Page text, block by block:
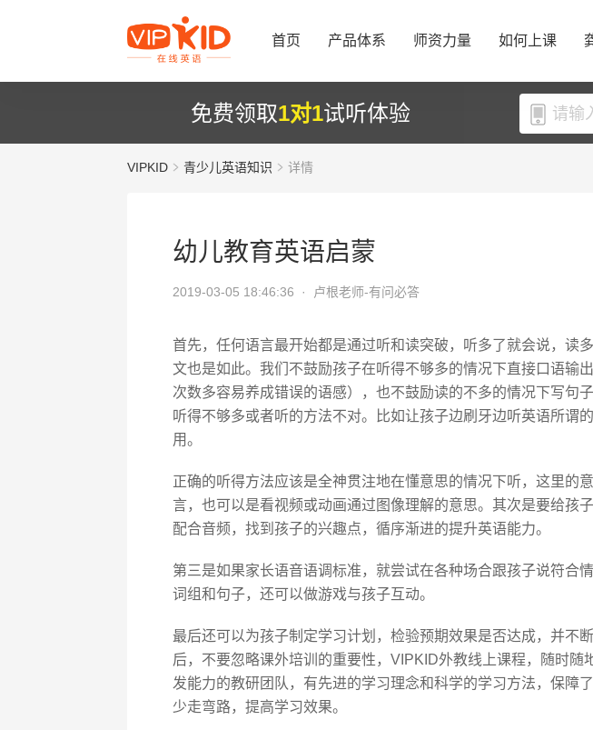
首页 产品体系 师资力量 如何上课
免费领取1对1试听体验
VIPKID 青少儿英语知识 详情
幼儿教育英语启蒙
2019-03-05 18:46:36 · 卢根老师-有问必答
首先，任何语言最开始都是通过听和读突破，听多了就会说，读
文也是如此。我们不鼓励孩子在听得不够多的情况下直接口语输
次数多容易养成错误的语感），也不鼓励读的不多的情况下写句
听得不够多或者听的方法不对。比如让孩子边刷牙边听英语所谓
用。
正确的听得方法应该是全神贯注地在懂意思的情况下听，这里的
言，也可以是看视频或动画通过图像理解的意思。其次是要给孩
配合音频，找到孩子的兴趣点，循序渐进的提升英语能力。
第三是如果家长语音语调标准，就尝试在各种场合跟孩子说符合
词组和句子，还可以做游戏与孩子互动。
最后还可以为孩子制定学习计划，检验预期效果是否达成，并不
后，不要忽略课外培训的重要性，VIPKID外教线上课程，随时随
发能力的教研团队，有先进的学习理念和科学的学习方法，保障
少走弯路，提高学习效果。